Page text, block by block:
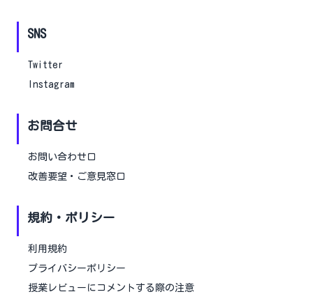
SNS
Twitter
Instagram
お問合せ
お問い合わせ口
改善要望・ご意見窓口
規約・ポリシー
利用規約
プライバシーポリシー
授業レビューにコメントする際の注意